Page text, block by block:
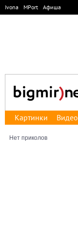
Ivona MPort Афиша
Картинки Видео
Нет приколов